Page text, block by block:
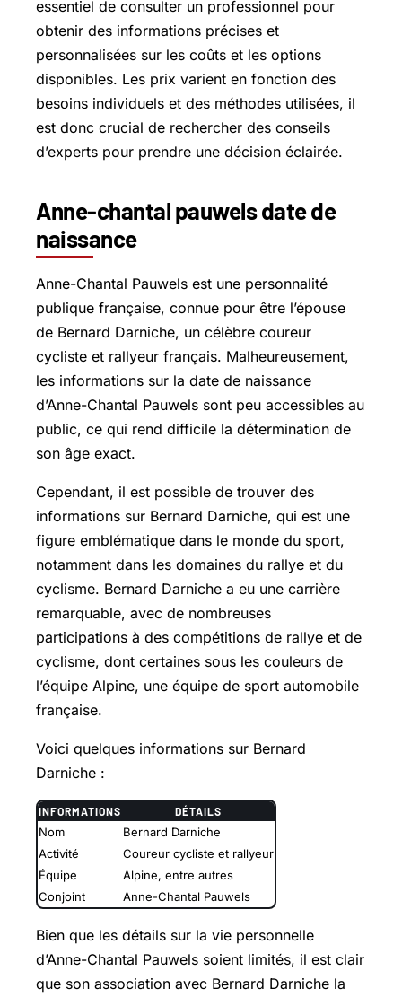
essentiel de consulter un professionnel pour
obtenir des informations précises et
personnalisées sur les coûts et les options
disponibles. Les prix varient en fonction des
besoins individuels et des méthodes utilisées, il
est donc crucial de rechercher des conseils
d’experts pour prendre une décision éclairée.
Anne-chantal pauwels date de
naissance
Anne-Chantal Pauwels est une personnalité
publique française, connue pour être l’épouse
de Bernard Darniche, un célèbre coureur
cycliste et rallyeur français. Malheureusement,
les informations sur la date de naissance
d’Anne-Chantal Pauwels sont peu accessibles au
public, ce qui rend difficile la détermination de
son âge exact.
Cependant, il est possible de trouver des
informations sur Bernard Darniche, qui est une
figure emblématique dans le monde du sport,
notamment dans les domaines du rallye et du
cyclisme. Bernard Darniche a eu une carrière
remarquable, avec de nombreuses
participations à des compétitions de rallye et de
cyclisme, dont certaines sous les couleurs de
l’équipe Alpine, une équipe de sport automobile
française.
Voici quelques informations sur Bernard
Darniche :
INFORMATIONS DÉTAILS
Nom
Bernard Darniche
Activité
Coureur cycliste et rallyeur
Équipe
Alpine, entre autres
Conjoint
Anne-Chantal Pauwels
Bien que les détails sur la vie personnelle
d’Anne-Chantal Pauwels soient limités, il est clair
que son association avec Bernard Darniche la